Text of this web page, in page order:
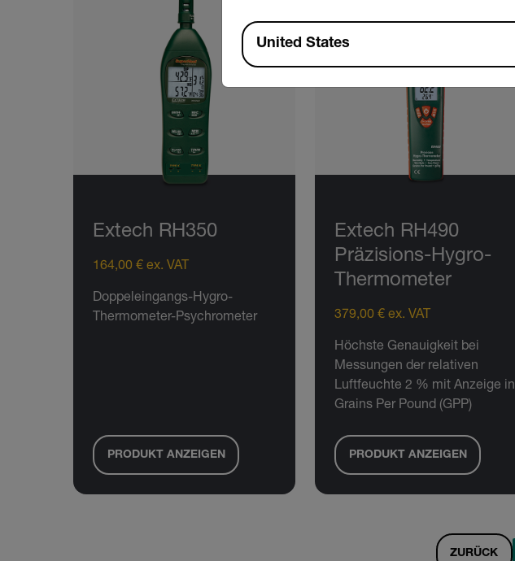
Extech RH350
164,00 € ex. VAT
Doppeleingangs-Hygro-
Thermometer-Psychrometer
PRODUKT ANZEIGEN
Extech RH490
Präzisions-Hygro-
Thermometer
379,00 € ex. VAT
Höchste Genauigkeit bei
Messungen der relativen
Luftfeuchte 2 % mit Anzeige in
Grains Per Pound (GPP)
PRODUKT ANZEIGEN
ZURÜCK
Available Locations
United States